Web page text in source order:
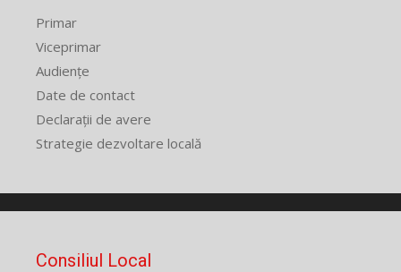
Primar
Viceprimar
Audiențe
Date de contact
Declarații de avere
Strategie dezvoltare locală
Consiliul Local